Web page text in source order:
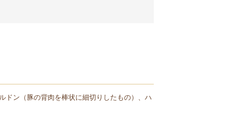
ドン（豚の背肉を棒状に細切りしたもの）、ハ